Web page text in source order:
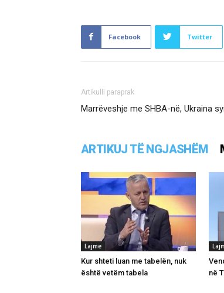
Facebook Twitter
Artikulli paraprak
Marrëveshje me SHBA-në, Ukraina
ARTIKUJ TË NGJASHËM
Lajme
Kur shteti luan me tabelën, nuk
është vetëm tabela
në